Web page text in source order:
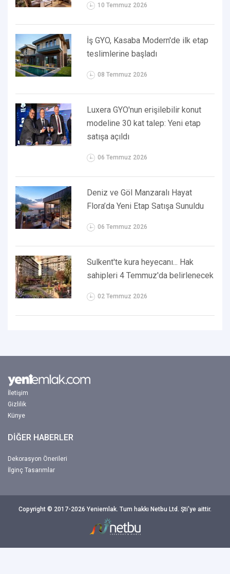
10 Temmuz 2026
İş GYO, Kasaba Modern'de ilk etap
teslimlerine başladı
08 Temmuz 2026
Luxera GYO'nun erişilebilir konut
modeline 30 kat talep: Yeni etap
satışa açıldı
06 Temmuz 2026
Deniz ve Göl Manzaralı Hayat
Flora’da Yeni Etap Satışa Sunuldu
06 Temmuz 2026
Sulkent'te kura heyecanı... Hak
sahipleri 4 Temmuz'da belirlenecek
02 Temmuz 2026
İletişim
Gizlilik
Künye
DİĞER HABERLER
Dekorasyon Önerileri
İlginç Tasarımlar
Copyright © 2017-2026 Yeniemlak. Tum hakkı Netbu Ltd. Şti'ye aittir.